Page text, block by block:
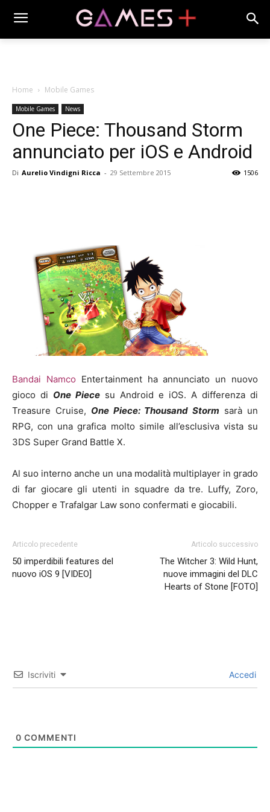
Home Mobile Games
Mobile Games News
One Piece: Thousand Storm
annunciato per iOS e Android
Di Aurelio Vindigni Ricca - 29 Settembre 2015 1506
Bandai Namco Entertainment ha annunciato un nuovo
gioco di One Piece su Android e iOS. A differenza di
Treasure Cruise, One Piece: Thousand Storm sarà un
RPG, con una grafica molto simile all’esclusiva vista su
3DS Super Grand Battle X.
Al suo interno anche un una modalità multiplayer in grado
di far giocare gli utenti in squadre da tre. Luffy, Zoro,
Chopper e Trafalgar Law sono confermati e giocabili.
Articolo precedente
50 imperdibili features del
nuovo iOS 9 [VIDEO]
Articolo successivo
The Witcher 3: Wild Hunt,
nuove immagini del DLC
Hearts of Stone [FOTO]
Iscriviti Accedi
0 COMMENTI